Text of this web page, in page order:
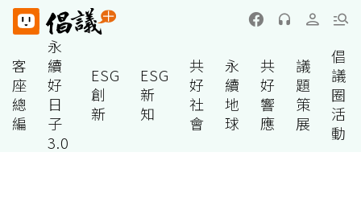
客
座
總
編
永
續
好
日
子
3.0
ESG
創
新
ESG
新
知
共
好
社
會
永
續
地
球
共
好
響
應
議
題
策
展
倡
議
圈
活
動